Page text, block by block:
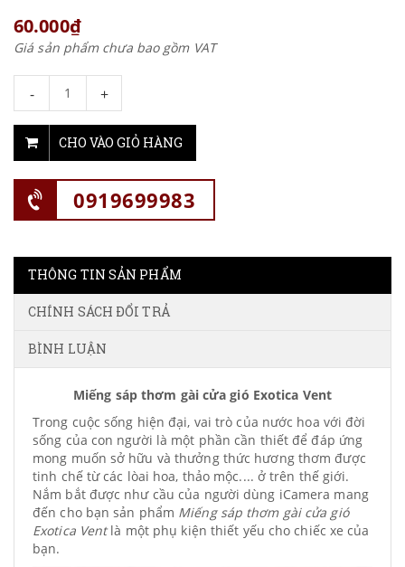
60.000₫
Giá sản phẩm chưa bao gồm VAT
- +
CHO VÀO GIỎ HÀNG
0919699983
THÔNG TIN SẢN PHẨM
CHÍNH SÁCH ĐỔI TRẢ
BÌNH LUẬN
Miếng sáp thơm gài cửa gió Exotica Vent
Trong cuộc sống hiện đại, vai trò của nước hoa với đời
sống của con người là một phần cần thiết để đáp ứng
mong muốn sở hữu và thưởng thức hương thơm được
tinh chế từ các lòai hoa, thảo mộc.... ở trên thế giới.
Nắm bắt được như cầu của người dùng iCamera mang
đến cho bạn sản phẩm Miếng sáp thơm gài cửa gió
Exotica Ventlà một phụ kiện thiết yếu cho chiếc xe của
bạn.